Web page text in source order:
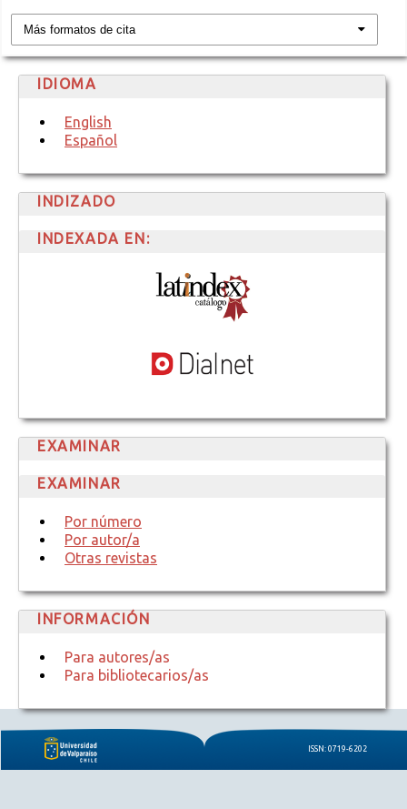
Más formatos de cita
IDIOMA
English
Español
INDIZADO
INDEXADA EN:
EXAMINAR
EXAMINAR
Por número
Por autor/a
Otras revistas
INFORMACIÓN
Para autores/as
Para bibliotecarios/as
ISSN: 0719-6202